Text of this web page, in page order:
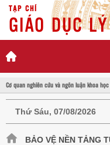
TẠP CHÍ
GIÁO DỤC
Cơ quan nghiên cứu và ngôn luận khoa
Thứ Sáu, 07/08/2026
BẢO VỆ NỀN TẢNG